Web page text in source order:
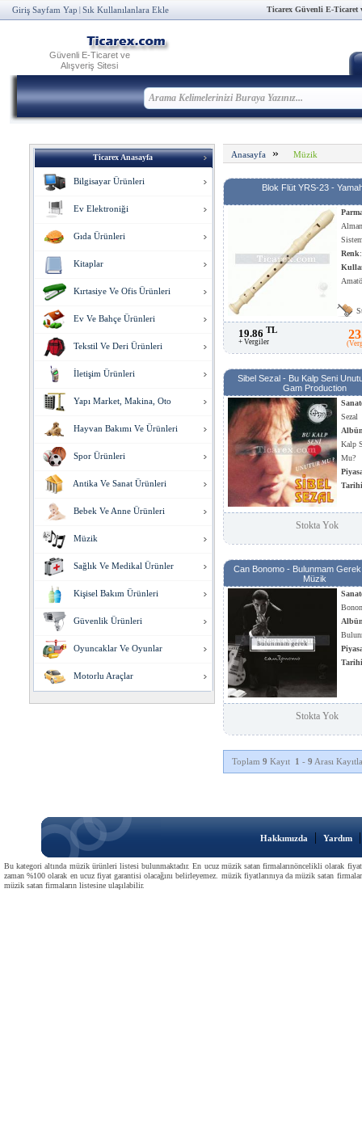
Giriş Sayfam Yap Sık Kullanılanlara Ekle Ticarex Güvenli E-Ticaret
Güvenli E-Ticaret ve
Alışveriş Sitesi
Ticarex Anasayfa
Bilgisayar Ürünleri
Ev Elektroniği
Gıda Ürünleri
Kitaplar
Kırtasiye Ve Ofis Ürünleri
Ev Ve Bahçe Ürünleri
Tekstil Ve Deri Ürünleri
İletişim Ürünleri
Yapı Market, Makina, Oto
Hayvan Bakımı Ve Ürünleri
Spor Ürünleri
Antika Ve Sanat Ürünleri
Bebek Ve Anne Ürünleri
Müzik
Sağlık Ve Medikal Ürünler
Kişisel Bakım Ürünleri
Güvenlik Ürünleri
Oyuncaklar Ve Oyunlar
Motorlu Araçlar
Anasayfa » Müzik
Blok Flüt YRS-23 -
Renk
19.86 TL
+ Vergiler
Sibel Sezal - Bu Kalp Seni
Gam Production
Sezal
Kalp
Mu?
Tarihi
Stokta Yok
Can Bonomo - Bulunmam
Müzik
Tarihi
Stokta Yok
Toplam 9 Kayıt 1 - 9 Arası
Hakkımızda | Yardım
Bu kategori altında müzik ürünleri listesi bulunmaktadır. En ucuz müzik satan firmalarınöncelikli olarak
zaman %100 olarak en ucuz fiyat garantisi olacağını belirleyemez. müzik fiyatlarınıya da müzik satan
müzik satan firmaların listesine ulaşılabilir.